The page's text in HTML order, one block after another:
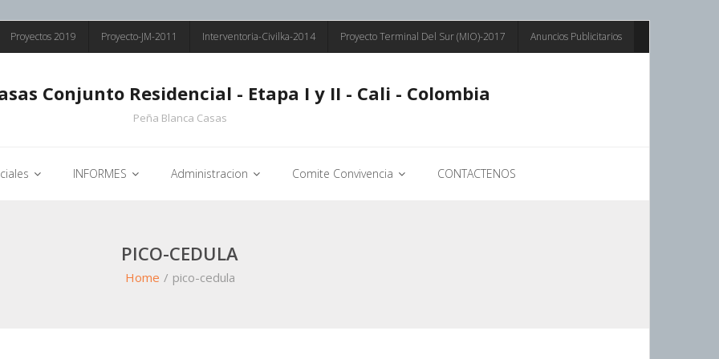
Proyectos 2019 Proyecto-JM-2011 Interventoria-Civilka-2014 Proyecto Terminal Del Sur (MIO)-2017 Anuncios Publicitarios
Conjunto Residencial - Etapa I y II - Cali - Colombia
Peña Blanca Casas
INFORMES Administracion Comite Convivencia CONTACTENOS
PICO-CEDULA
Home / pico-cedula